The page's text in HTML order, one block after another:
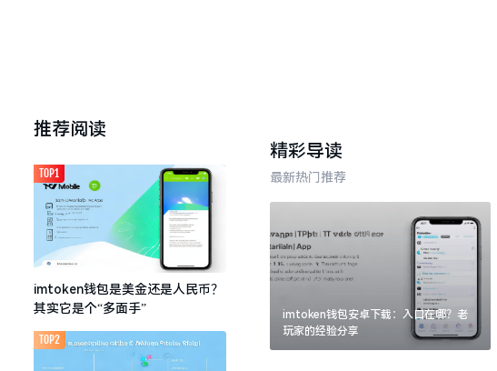
推荐阅读
imtoken钱包是美金还是人民币？
其实它是个“多面手”
TOP1
TOP2
精彩导读
最新热门推荐
imtoken钱包安卓下载：入口在哪？老
玩家的经验分享